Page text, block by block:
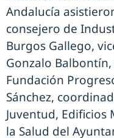
Andalucía
consejero de
Burgos Gallego,
Gonzalo
Fundación
Sánchez,
Juventud, Edificios
la Salud del